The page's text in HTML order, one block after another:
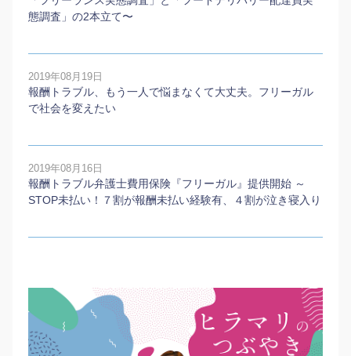
態調査」の2本⽴て〜
2019年08月19日
報酬トラブル、もう一人で悩まなくて大丈夫。フリーガル
で社会を変えたい
2019年08月16日
報酬トラブル弁護士費用保険『フリーガル』提供開始 ～
STOP未払い！７割が報酬未払い経験有、４割が泣き寝入り